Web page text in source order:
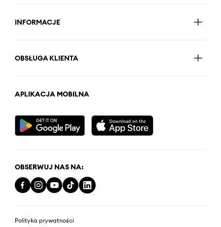
INFORMACJE
OBSŁUGA KLIENTA
APLIKACJA MOBILNA
OBSERWUJ NAS NA:
Polityka prywatności